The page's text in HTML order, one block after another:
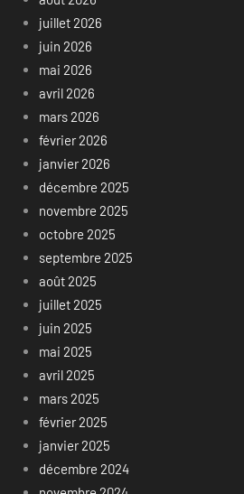
juillet 2026
juin 2026
mai 2026
avril 2026
mars 2026
février 2026
janvier 2026
décembre 2025
novembre 2025
octobre 2025
septembre 2025
août 2025
juillet 2025
juin 2025
mai 2025
avril 2025
mars 2025
février 2025
janvier 2025
décembre 2024